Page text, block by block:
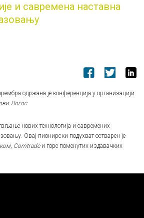
и савремена наставна
одржана је конференција у организацији
Логос.
нових технологија и савремених
Овај пионирски подухват остварен је
, Comtradeи горе поменутих издавачких